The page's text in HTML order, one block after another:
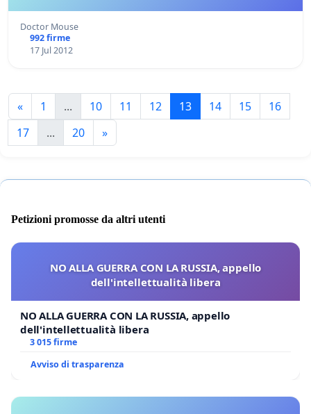
Doctor Mouse
992 firme
17 Jul 2012
« 1 ... 10 11 12 13 14 15
16
17
... 20 »
Petizioni promosse da altri utenti
NO ALLA GUERRA CON LA RUSSIA, appello
dell'intellettualità libera
NO ALLA GUERRA CON LA RUSSIA, appello
dell'intellettualità libera
3 015 firme
Avviso di trasparenza